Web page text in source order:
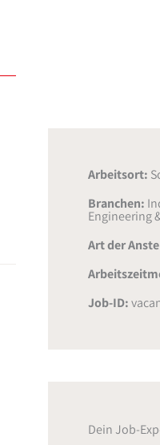
Arbeitsort:
Branchen:
Engineering
Art der
Job-ID:
Dein Job-